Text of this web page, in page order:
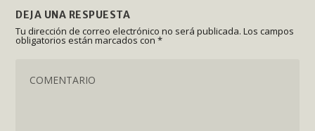
DEJA UNA RESPUESTA
Tu dirección de correo electrónico no será publicada. Los campos
obligatorios están marcados con*